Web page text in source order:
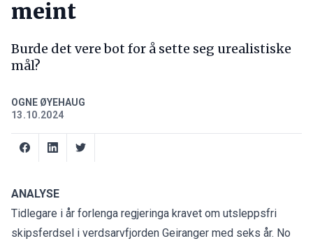
meint
Burde det vere bot for å sette seg urealistiske
mål?
OGNE ØYEHAUG
13.10.2024
ANALYSE
Tidlegare i år forlenga regjeringa kravet om utsleppsfri
skipsferdsel i verdsarvfjorden Geiranger med seks år. No